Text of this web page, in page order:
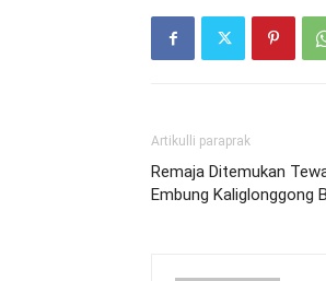
Artikulli paraprak
Remaja Ditemukan
Embung Kaliglonggong